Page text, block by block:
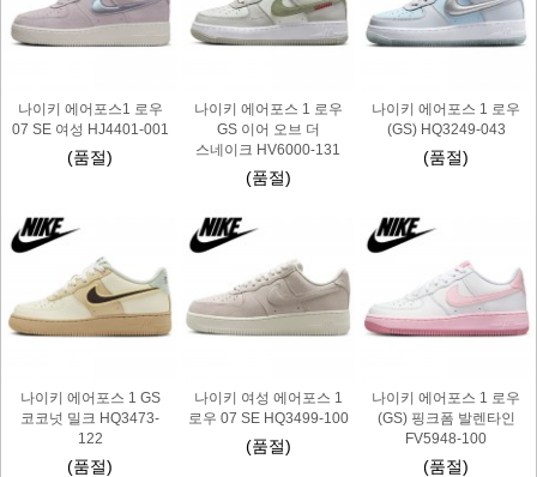
나이키 에어포스1 로우
07 SE 여성 HJ4401-001
(품절)
나이키 에어포스 1 로우
GS 이어 오브 더
스네이크 HV6000-131
(품절)
나이키 에어포스 1 로우
(GS) HQ3249-043
(품절)
나이키 에어포스 1 GS
코코넛 밀크 HQ3473-
122
(품절)
나이키 여성 에어포스 1
로우 07 SE HQ3499-100
(품절)
나이키 에어포스 1 로우
(GS) 핑크폼 발렌타인
FV5948-100
(품절)